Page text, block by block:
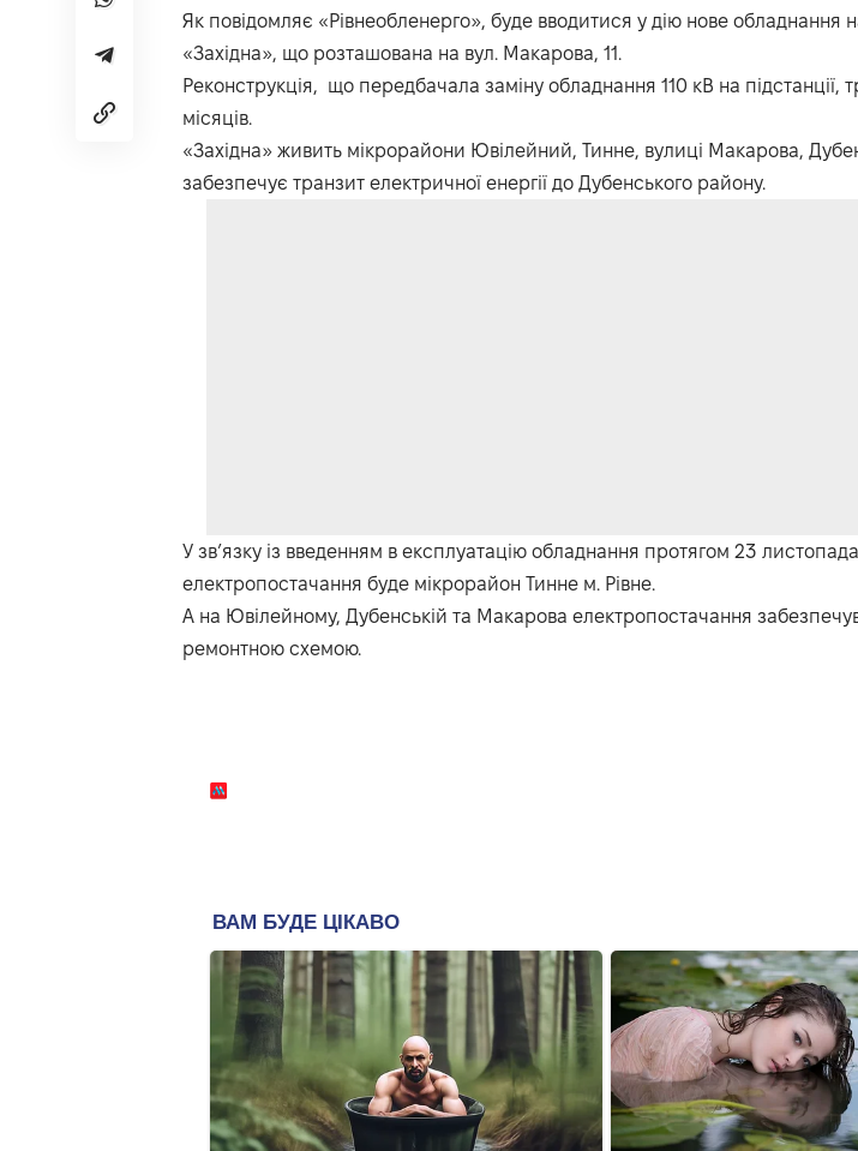
Як повідомляє «Рівнеобленерго», буде вводитися у дію нове обладнання
«Західна», що розташована на вул. Макарова, 11.
Реконструкція, що передбачала заміну обладнання 110 кВ на підстанції,
місяців.
«Західна» живить мікрорайони Ювілейний, Тинне, вулиці Макарова,
забезпечує транзит електричної енергії до Дубенського району.
У зв’язку із введенням в експлуатацію обладнання протягом 23
електропостачання буде мікрорайон Тинне м. Рівне.
А на Ювілейному, Дубенській та Макарова електропостачання
ремонтною схемою.